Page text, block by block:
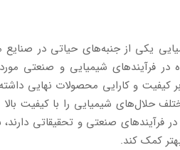
یکی از جنبه‌های حیاتی در
در فرآیندهای شیمیایی و صنعتی
کیفیت و کارایی محصولات نهایی
حلال‌های شیمیایی را با کیفیت
فرآیندهای صنعتی و تحقیقاتی
کمک کند.